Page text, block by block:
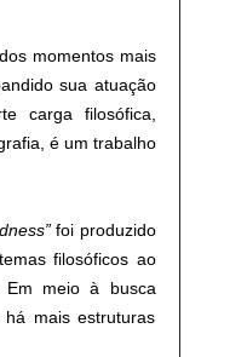
momentos mais
sua atuação
carga filosófica,
é um trabalho
foi produzido
filosóficos ao
Em meio à busca
mais estruturas